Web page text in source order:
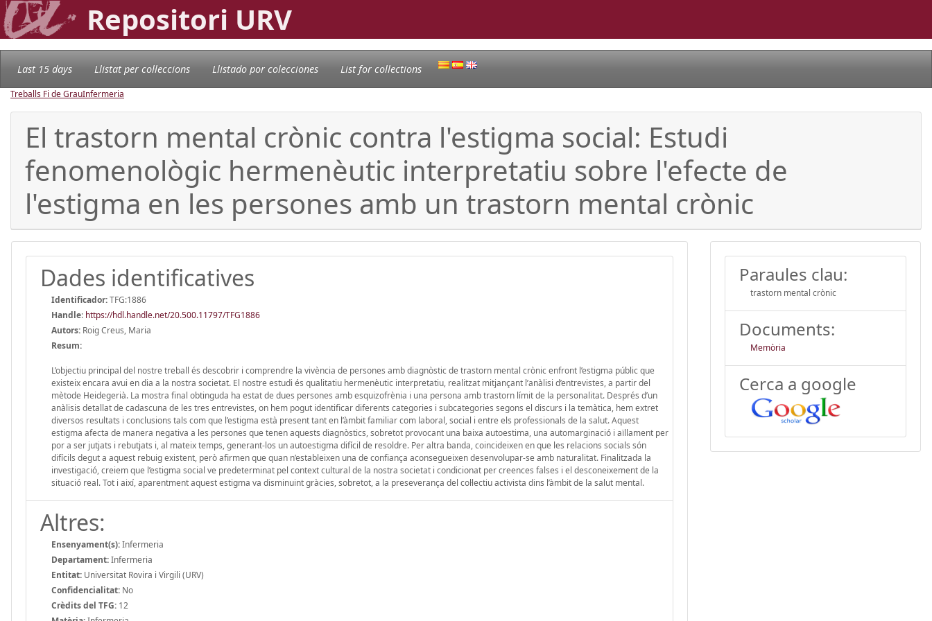
Repositori URV
Last 15 days Llistat per col·leccions Llistado por colecciones List for collections
Treballs Fi de GrauInfermeria
El trastorn mental crònic contra l'estigma social: Estudi
fenomenològic hermenèutic interpretatiu sobre l'efecte de
l'estigma en les persones amb un trastorn mental crònic
Dades identificatives
Identificador:TFG:1886
Handle: https://hdl.handle.net/20.500.11797/TFG1886
Autors: Roig Creus, Maria
Resum:
L’objectiu principal del nostre treball és descobrir i comprendre la vivència de persones amb diagnòstic de trastorn mental crònic enfront l’estigma públic que
existeix encara avui en dia a la nostra societat. El nostre estudi és qualitatiu hermenèutic interpretatiu, realitzat mitjançant l’anàlisi d’entrevistes, a partir del
mètode Heidegerià. La mostra final obtinguda ha estat de dues persones amb esquizofrènia i una persona amb trastorn límit de la personalitat. Després d’un
anàlisis detallat de cadascuna de les tres entrevistes, on hem pogut identificar diferents categories i subcategories segons el discurs i la temàtica, hem extret
diversos resultats i conclusions tals com que l’estigma està present tant en l’àmbit familiar com laboral, social i entre els professionals de la salut. Aquest
estigma afecta de manera negativa a les persones que tenen aquests diagnòstics, sobretot provocant una baixa autoestima, una automarginació i aïllament per
por a ser jutjats i rebutjats i, al mateix temps, generant-los un autoestigma difícil de resoldre. Per altra banda, coincideixen en que les relacions socials són
difícils degut a aquest rebuig existent, però afirmen que quan n’estableixen una de confiança aconsegueixen desenvolupar-se amb naturalitat. Finalitzada la
investigació, creiem que l’estigma social ve predeterminat pel context cultural de la nostra societat i condicionat per creences falses i el desconeixement de la
situació real. Tot i així, aparentment aquest estigma va disminuint gràcies, sobretot, a la preseverança del col·lectiu activista dins l’àmbit de la salut mental.
Altres:
Ensenyament(s):Infermeria
Departament:Infermeria
Entitat: Universitat Rovira i Virgili (URV)
Confidencialitat: No
Crèdits del TFG: 12
Paraules clau:
trastorn mental crònic
Documents:
Memòria
Cerca a google